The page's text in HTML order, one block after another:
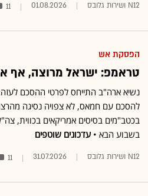
N12 ושירות גלובס 01.08.2026
11
הפסקת אש
טראמפ: ישראל מרוצה, אף
נשיא ארה"ב התייחס לפרטי ההסכם לעזה:
להסכם עם חמאס, לא צפויה נסיגה
בכטב"מים בסיסים אמריקאים בכווית,
בשבוע הבא • עדכונים שוטפים
N12 ושירות גלובס 31.07.2026
11